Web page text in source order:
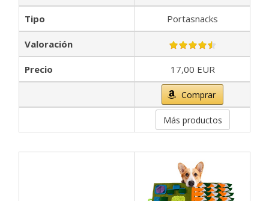
Tipo Portasnacks
Valoración
Precio 17,00 EUR
Comprar
Más productos